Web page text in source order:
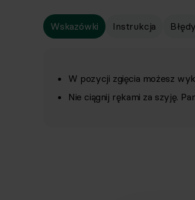
Wskazówki Instrukcja Błędy
W pozycji zgięcia możesz
Nie ciągnij rękami za szyję.